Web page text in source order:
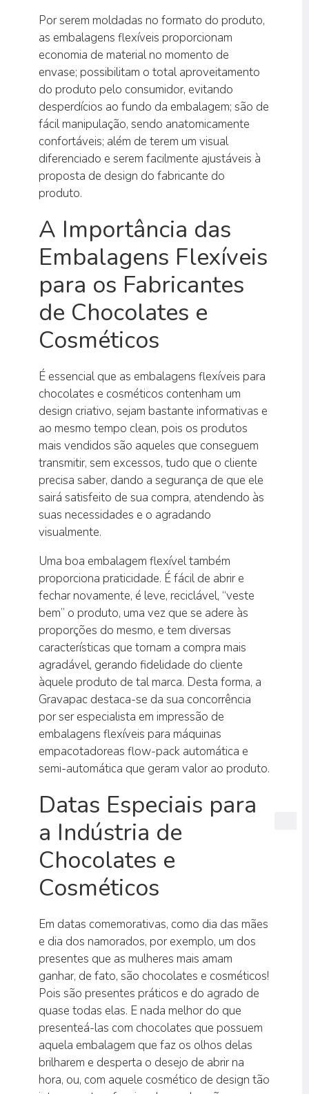
Por serem moldadas no formato do produto,
as embalagens flexíveis proporcionam
economia de material no momento de
envase; possibilitam o total aproveitamento
do produto pelo consumidor, evitando
desperdícios ao fundo da embalagem; são de
fácil manipulação, sendo anatomicamente
confortáveis; além de terem um visual
diferenciado e serem facilmente ajustáveis à
proposta de design do fabricante do
produto.
A Importância das
Embalagens Flexíveis
para os Fabricantes
de Chocolates e
Cosméticos
É essencial que as embalagens flexíveis para
chocolates e cosméticos contenham um
design criativo, sejam bastante informativas e
ao mesmo tempo clean, pois os produtos
mais vendidos são aqueles que conseguem
transmitir, sem excessos, tudo que o cliente
precisa saber, dando a segurança de que ele
sairá satisfeito de sua compra, atendendo às
suas necessidades e o agradando
visualmente.
Uma boa embalagem flexível também
proporciona praticidade. É fácil de abrir e
fechar novamente, é leve, reciclável, “veste
bem” o produto, uma vez que se adere às
proporções do mesmo, e tem diversas
características que tornam a compra mais
agradável, gerando fidelidade do cliente
àquele produto de tal marca. Desta forma, a
Gravapac destaca-se da sua concorrência
por ser especialista em impressão de
embalagens flexíveis para máquinas
empacotadoreas flow-pack automática e
semi-automática que geram valor ao produto.
Datas Especiais para
a Indústria de
Chocolates e
Cosméticos
Em datas comemorativas, como dia das mães
e dia dos namorados, por exemplo, um dos
presentes que as mulheres mais amam
ganhar, de fato, são chocolates e cosméticos!
Pois são presentes práticos e do agrado de
quase todas elas. E nada melhor do que
presenteá-las com chocolates que possuem
aquela embalagem que faz os olhos delas
brilharem e desperta o desejo de abrir na
hora, ou, com aquele cosmético de design tão